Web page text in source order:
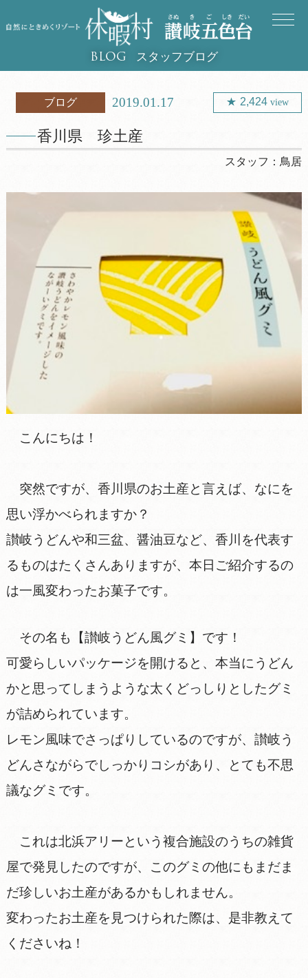
BLOG スタッフブログ
ブログ 2019.01.17 2,424view
香川県 珍土産
スタッフ： 鳥居
こんにちは！
突然ですが、香川県のお土産と言えば、なにを
思い浮かべられますか？
讃岐うどんや和三盆、醤油豆など、香川を代表す
るものはたくさんありますが、本日ご紹介するの
は一風変わったお菓子です。
その名も【讃岐うどん風グミ】です！
可愛らしいパッケージを開けると、本当にうどん
かと思ってしまうような太くどっしりとしたグミ
が詰められています。
レモン風味でさっぱりしているのですが、讃岐う
どんさながらでしっかりコシがあり、とても不思
議なグミです。
これは北浜アリーという複合施設のうちの雑貨
屋で発見したのですが、このグミの他にもまだま
だ珍しいお土産があるかもしれません。
変わったお土産を見つけられた際は、是非教えて
くださいね！